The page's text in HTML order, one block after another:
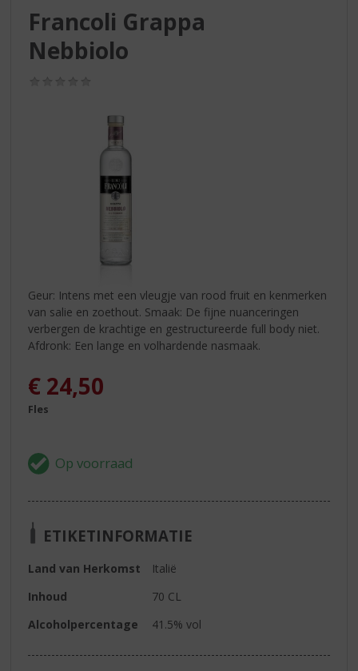
Francoli Grappa
Nebbiolo
Geur: Intens met een vleugje van rood fruit en kenmerken
van salie en zoethout. Smaak: De fijne nuanceringen
verbergen de krachtige en gestructureerde full body niet.
Afdronk: Een lange en volhardende nasmaak.
€ 24,50
Fles
ETIKETINFORMATIE
Land van Herkomst
Italië
Inhoud
70 CL
Alcoholpercentage
41.5% vol